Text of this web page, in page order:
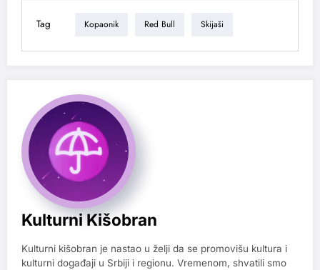
Tag Kopaonik Red Bull Skijaši
Kulturni Kišobran
Kulturni kišobran je nastao u želji da se promovišu kultura i
kulturni događaji u Srbiji i regionu. Vremenom, shvatili smo